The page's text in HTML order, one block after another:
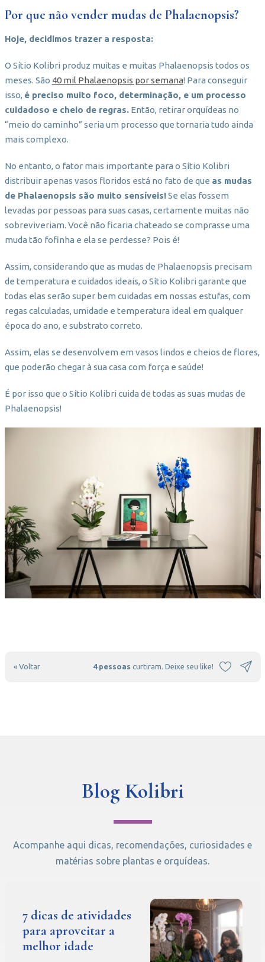
Por que não vender mudas de Phalaenopsis?
Hoje, decidimos trazer a resposta:
O Sítio Kolibri produz muitas e muitas Phalaenopsis todos os
meses. São 40 mil Phalaenopsis por semana! Para conseguir
isso, é preciso muito foco, determinação, e um processo
cuidadoso e cheio de regras.Então, retirar orquídeas no
“meio do caminho” seria um processo que tornaria tudo ainda
mais complexo.
No entanto, o fator mais importante para o Sítio Kolibri
distribuir apenas vasos floridos está no fato de que as mudas
de Phalaenopsis são muito sensíveis!Se elas fossem
levadas por pessoas para suas casas, certamente muitas não
sobreviveriam. Você não ficaria chateado se comprasse uma
muda tão fofinha e ela se perdesse? Pois é!
Assim, considerando que as mudas de Phalaenopsis precisam
de temperatura e cuidados ideais, o Sítio Kolibri garante que
todas elas serão super bem cuidadas em nossas estufas, com
regas calculadas, umidade e temperatura ideal em qualquer
época do ano, e substrato correto.
Assim, elas se desenvolvem em vasos lindos e cheios de flores,
que poderão chegar à sua casa com força e saúde!
É por isso que o Sítio Kolibri cuida de todas as suas mudas de
Phalaenopsis!
« Voltar 4 pessoas curtiram. Deixe seu like!
Blog Kolibri
Acompanhe aqui dicas, recomendações, curiosidades e
matérias sobre plantas e orquídeas.
7 dicas de atividades
para aproveitar a
melhor idade